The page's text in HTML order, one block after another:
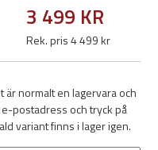
3 499 KR
Rek. pris 4 499 kr
är normalt en lagervara och
postadress och tryck på
variant finns i lager igen.